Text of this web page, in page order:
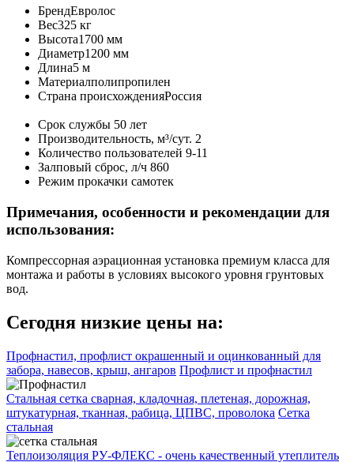
БрендЕвролос
Вес325 кг
Высота1700 мм
Диаметр1200 мм
Длина5 м
Материалполипропилен
Страна происхожденияРоссия
Срок службы 50 лет
Производительность, м³/сут. 2
Количество пользователей 9-11
Залповый сброс, л/ч 860
Режим прокачки самотек
Примечания, особенности и рекомендации для
использования:
Компрессорная аэрационная установка премиум класса для
монтажа и работы в условиях высокого уровня грунтовых
вод.
Сегодня низкие цены на:
Профнастил, профлист окрашенный и оцинкованный для
забора, навесов, крыш, ангаров Профлист и профнастил
Стальная сетка сварная, кладочная, плетеная, дорожная,
штукатурная, тканная, рабица, ЦПВС, проволока Сетка
стальная
Теплоизоляция РУ-ФЛЕКС - очень качественный утеплитель